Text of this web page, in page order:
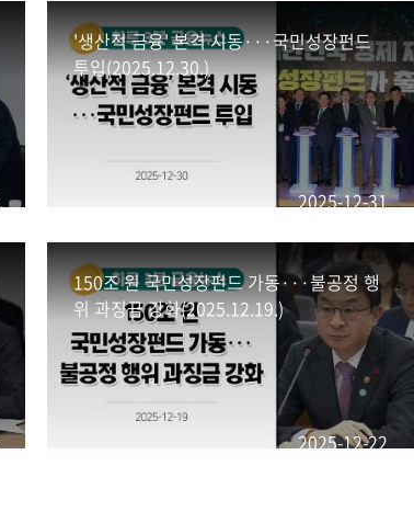
'생산적 금융' 본격 시동···국민성장펀드
투입(2025.12.30.)
2025-12-31
150조 원 국민성장펀드 가동···불공정 행
위 과징금 강화(2025.12.19.)
2025-12-22